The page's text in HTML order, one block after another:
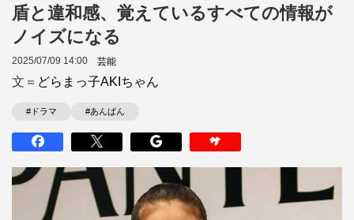
盾と違和感、覚えているすべての情報が
ノイズになる
2025/07/09 14:00 芸能
文＝ どらまっ子AKIちゃん
#ドラマ #あんぱん